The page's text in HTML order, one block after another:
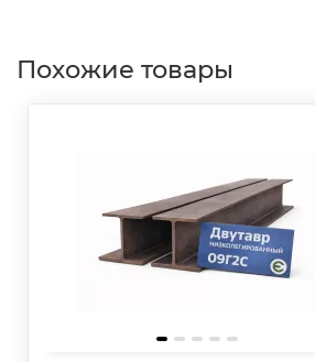
Похожие товары